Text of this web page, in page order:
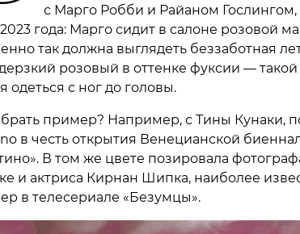
с Марго Робби и Райаном
года: Марго сидит в салоне розовой
так должна выглядеть беззаботная
дерзкий розовый в оттенке фуксии —
одеться с ног до головы.
брать пример? Например, с Тины Кунаки,
в честь открытия Венецианской
В том же цвете позировала
и актриса Кирнан Шипка, наиболее
в телесериале «Безумцы».